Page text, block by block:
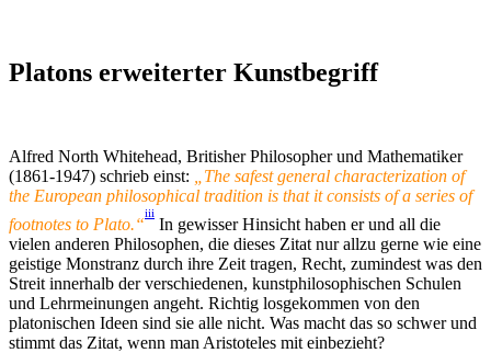
Platons erweiterter Kunstbegriff
Alfred North Whitehead, Britisher Philosopher und Mathematiker
(1861-1947) schrieb einst:
„The safest general characterization of
the European philosophical tradition is that it consists of a series of
footnotes to Plato.“
iii
In gewisser Hinsicht haben er und all die
vielen anderen Philosophen, die dieses Zitat nur allzu gerne wie eine
geistige Monstranz durch ihre Zeit tragen, Recht, zumindest was den
Streit innerhalb der verschiedenen, kunstphilosophischen Schulen
und Lehrmeinungen angeht. Richtig losgekommen von den
platonischen Ideen sind sie alle nicht. Was macht das so schwer und
stimmt das Zitat, wenn man Aristoteles mit einbezieht?